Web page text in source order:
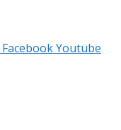
FacebookYoutube